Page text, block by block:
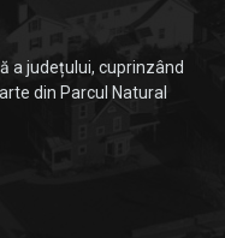
a județului, cuprinzând
din Parcul Natural